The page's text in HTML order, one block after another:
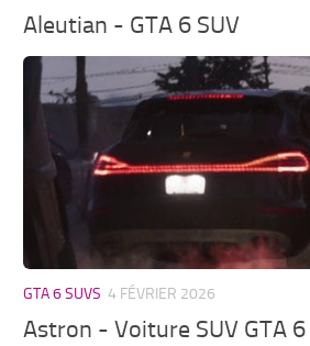
Aleutian - GTA 6 SUV
GTA 6 SUVS 4 FÉVRIER 2026
Astron - Voiture SUV GTA 6